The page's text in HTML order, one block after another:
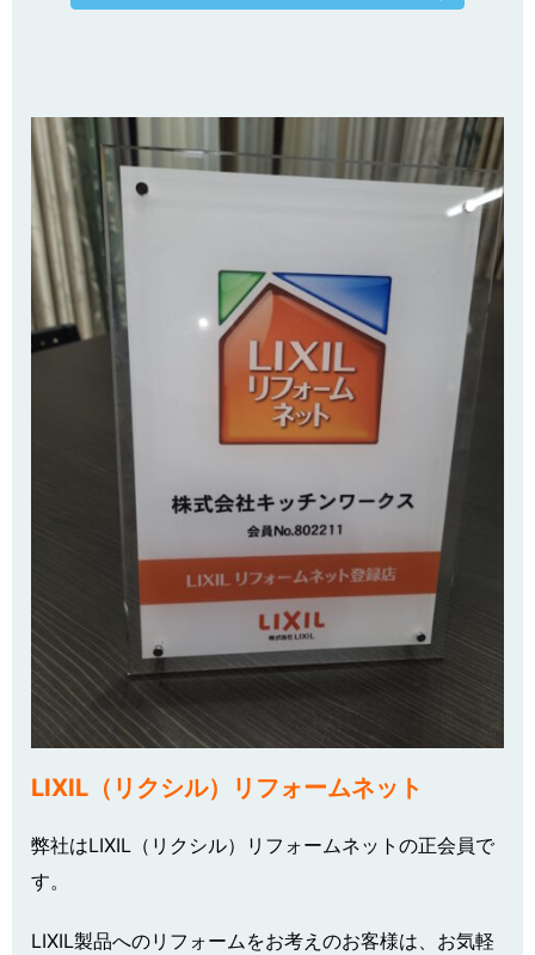
LIXIL（リクシル）リフォームネット
弊社はLIXIL（リクシル）リフォームネットの正会員で
す。
LIXIL製品へのリフォームをお考えのお客様は、お気軽